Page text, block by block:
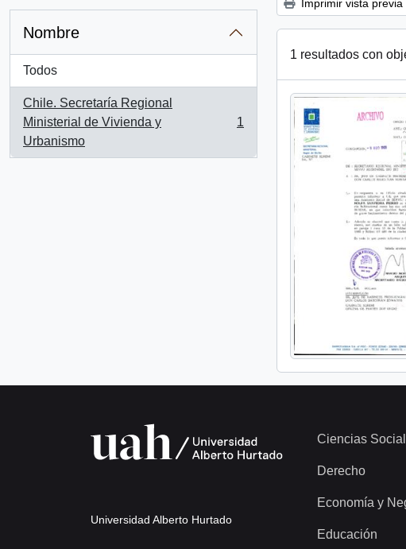
Nombre
Todos
Chile. Secretaría Regional
Ministerial de Vivienda y
Urbanismo
, 1 resultados
1
Imprimir vista previa
1 resultados con
Universidad Alberto Hurtado
Ciencias
Derecho
Economía y
Educación